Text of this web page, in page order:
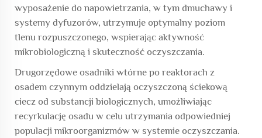
wyposażenie do napowietrzania, w tym dmuchawy i
systemy dyfuzorów, utrzymuje optymalny poziom
tlenu rozpuszczonego, wspierając aktywność
mikrobiologiczną i skuteczność oczyszczania.
Drugorzędowe osadniki wtórne po reaktorach z
osadem czynnym oddzielają oczyszczoną ściekową
ciecz od substancji biologicznych, umożliwiając
recyrkulację osadu w celu utrzymania odpowiedniej
populacji mikroorganizmów w systemie oczyszczania.